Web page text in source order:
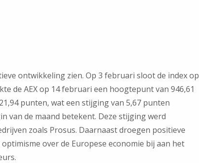
ontwikkeling zien. Op 3 februari sloot de index op
de AEX op 14 februari een hoogtepunt van 946,61
punten, wat een stijging van 5,67 punten
van de maand betekent. Deze stijging werd
zoals Prosus. Daarnaast droegen positieve
over de Europese economie bij aan het